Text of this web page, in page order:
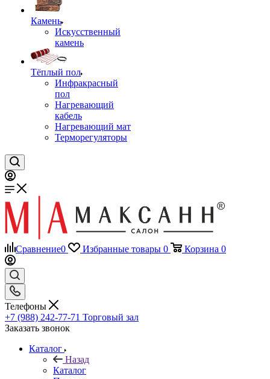
Камень
Искусственный
камень
Тёплый пол
Инфракрасный
пол
Нагревающий
кабель
Нагревающий мат
Терморегуляторы
Сравнение0 Избранные товары 0 Корзина 0
Телефоны
+7 (988) 242-77-71 Торговый зал
Заказать звонок
Каталог
Назад
Каталог